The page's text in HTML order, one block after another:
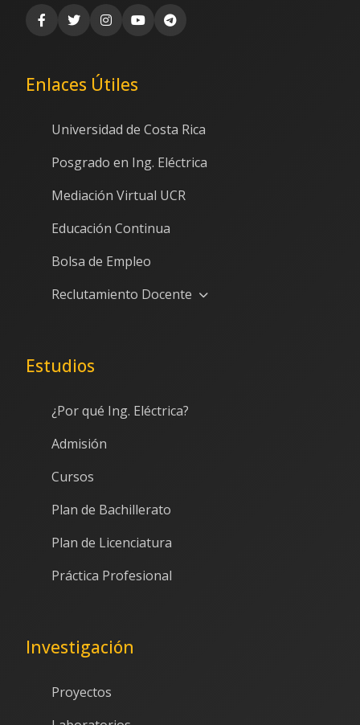
Enlaces Útiles
Universidad de Costa Rica
Posgrado en Ing. Eléctrica
Mediación Virtual UCR
Educación Continua
Bolsa de Empleo
Reclutamiento Docente
Estudios
¿Por qué Ing. Eléctrica?
Admisión
Cursos
Plan de Bachillerato
Plan de Licenciatura
Práctica Profesional
Investigación
Proyectos